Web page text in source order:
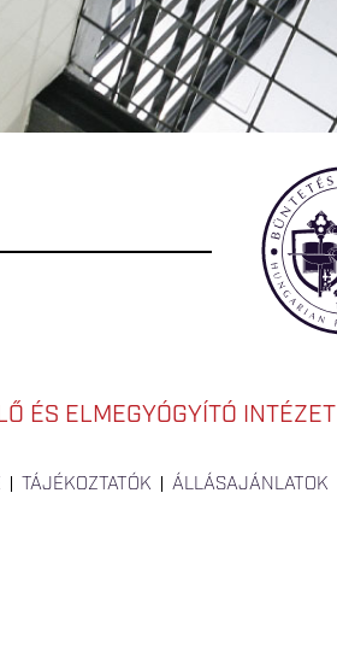
ÉS ELMEGYÓGYÍTÓ INTÉZET
TÁJÉKOZTATÓK ÁLLÁSAJÁNLATOK